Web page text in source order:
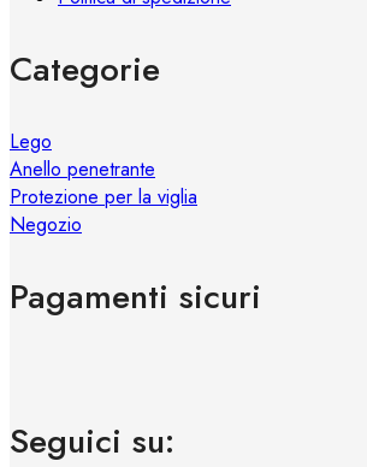
Categorie
Lego
Anello penetrante
Protezione per la viglia
Negozio
Pagamenti sicuri
Seguici su: